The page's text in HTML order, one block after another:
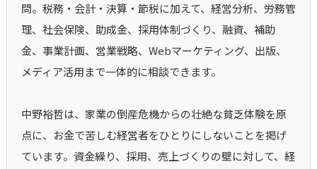
問。税務・会計・決算・節税に加えて、経営分析、労務管
理、社会保険、助成金、採用体制づくり、融資、補助
金、事業計画、営業戦略、Webマーケティング、出版、
メディア活用まで一体的に相談できます。
中野裕哲は、家業の倒産危機からの壮絶な貧乏体験を原
点に、お金で苦しむ経営者をひとりにしないことを掲げ
ています。資金繰り、採用、売上づくりの壁に対して、経